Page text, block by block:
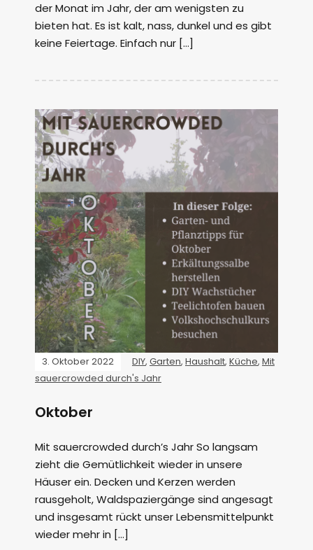
der Monat im Jahr, der am wenigsten zu
bieten hat. Es ist kalt, nass, dunkel und es gibt
keine Feiertage. Einfach nur […]
3. Oktober 2022 DIY, Garten, Haushalt, Küche, Mit
sauercrowded durch's Jahr
Oktober
Mit sauercrowded durch’s Jahr So langsam
zieht die Gemütlichkeit wieder in unsere
Häuser ein. Decken und Kerzen werden
rausgeholt, Waldspaziergänge sind angesagt
und insgesamt rückt unser Lebensmittelpunkt
wieder mehr in […]